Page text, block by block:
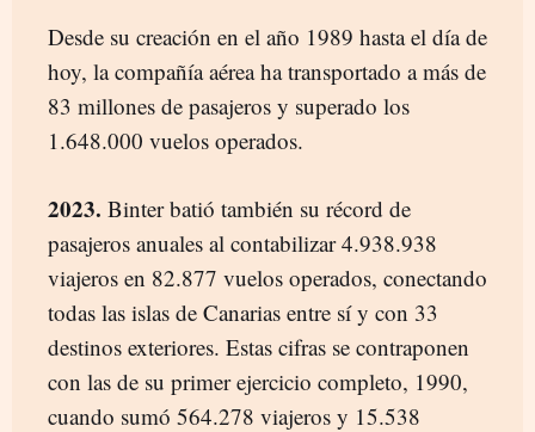
Desde su creación en el año 1989 hasta el día de
hoy, la compañía aérea ha transportado a más de
83 millones de pasajeros y superado los
1.648.000 vuelos operados.
2023. Binter batió también su récord de
pasajeros anuales al contabilizar 4.938.938
viajeros en 82.877 vuelos operados, conectando
todas las islas de Canarias entre sí y con 33
destinos exteriores. Estas cifras se contraponen
con las de su primer ejercicio completo, 1990,
cuando sumó 564.278 viajeros y 15.538